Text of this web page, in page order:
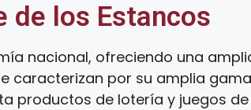
de los Estancos
nacional, ofreciendo una
caracterizan por su amplia
productos de lotería y juegos de